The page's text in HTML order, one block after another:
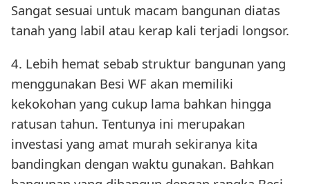
Sangat sesuai untuk macam bangunan diatas
tanah yang labil atau kerap kali terjadi longsor.
4. Lebih hemat sebab struktur bangunan yang
menggunakan Besi WF akan memiliki
kekokohan yang cukup lama bahkan hingga
ratusan tahun. Tentunya ini merupakan
investasi yang amat murah sekiranya kita
bandingkan dengan waktu gunakan. Bahkan